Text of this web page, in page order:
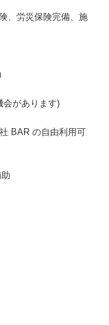
、労災保険完備、施
があります)
BAR の自由利用可